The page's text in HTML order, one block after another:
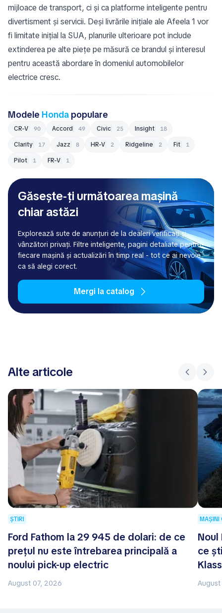
mijloace de transport, ci și ca platforme inteligente pentru
divertisment și servicii. Deși livrările inițiale ale Afeela 1 vor
fi limitate inițial la SUA, planurile ulterioare pot include
extinderea pe alte piețe pe măsură ce brandul și interesul
pentru această abordare în domeniul automobilelor
electrice cresc.
Modele Honda populare
CR-V 90 Accord 49 Civic 25 Insight 18
Clarity 17 Jazz 8 HR-V 2 Ridgeline 2 Fit 1
Pilot 1 FR-V 1
Găsește-ți următoarea mașină
chiar astăzi
Explorează sute de anunțuri de la dealeri verificați și
vânzători privați. Filtre inteligente, pagini detaliate pentru
fiecare mașină și actualizări în timp real - tot ce ai nevoie
ca să alegi corect.
Mergi la catalog
Alte articole
ȘTIRI
Ford Fathom la 29 945 de dolari: de ce
prețul nu este întrebarea principală a
noului pick-up electric
August 07, 2026
MAȘINI
ce